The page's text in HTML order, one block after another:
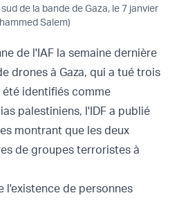
de la bande de Gaza, le 7 janvier
Salem)
de l'IAF la semaine dernière
drones à Gaza, qui a tué trois
identifiés comme
palestiniens, l'IDF a publié
montrant que les deux
de groupes terroristes à
l'existence de personnes